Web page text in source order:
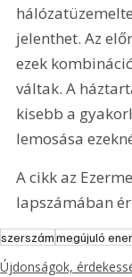
jelenthet. Az
ezek
váltak. A
kisebb a
lemosása
A cikk az
lapszámában
szerszámmegújuló
Újdonságok,